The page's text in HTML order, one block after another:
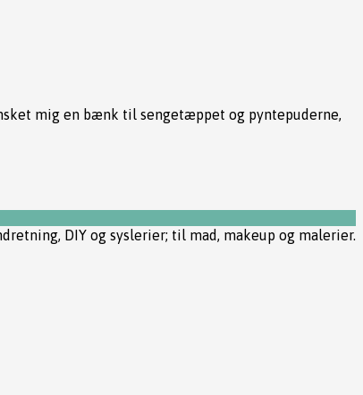
mig en bænk til sengetæppet og pyntepuderne,
DIY og syslerier; til mad, makeup og malerier.